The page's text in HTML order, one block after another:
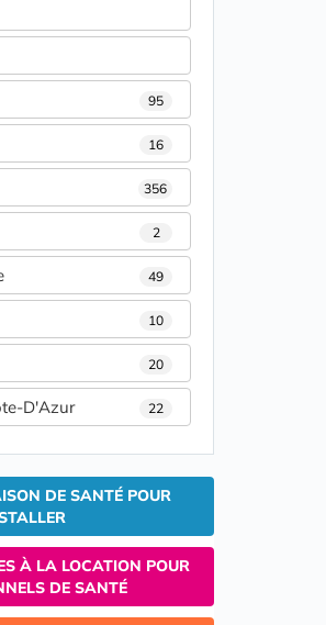
95
16
356
2
49
10
20
D'Azur 22
DE SANTÉ POUR
À LA LOCATION POUR
DE SANTÉ